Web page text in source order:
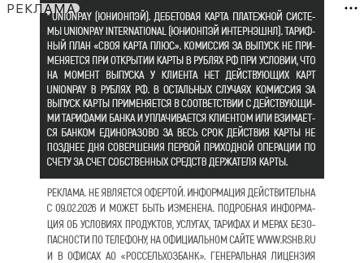
РЕКЛАМА